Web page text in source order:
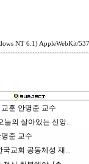
NT 6.1) AppleWebKit/
훈 안명준 교수
늘의 살아있는 신앙...
준 교수
교회 공동체성 재...